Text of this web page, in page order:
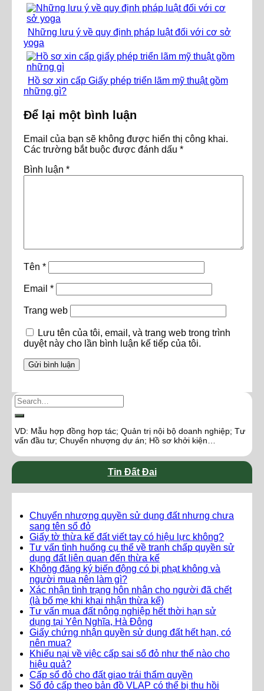
Những lưu ý về quy định pháp luật đối với cơ sở
yoga
Hồ sơ xin cấp Giấy phép triển lãm mỹ thuật gồm
những gì?
Để lại một bình luận
Email của bạn sẽ không được hiển thị công khai.
Các trường bắt buộc được đánh dấu *
Bình luận *
Tên *
Email *
Trang web
Lưu tên của tôi, email, và trang web trong trình
duyệt này cho lần bình luận kế tiếp của tôi.
VD: Mẫu hợp đồng hợp tác; Quản trị nội bộ doanh nghiệp; Tư
vấn đầu tư; Chuyển nhượng dự án; Hồ sơ khởi kiện…
Tin Đất Đai
Chuyển nhượng quyền sử dụng đất nhưng chưa
sang tên sổ đỏ
Giấy tờ thừa kế đất viết tay có hiệu lực không?
Tư vấn tình huống cụ thể về tranh chấp quyền sử
dụng đất liên quan đến thừa kế
Không đăng ký biến động có bị phạt không và
người mua nên làm gì?
Xác nhận tình trạng hôn nhân cho người đã chết
(là bố mẹ khi khai nhận thừa kế)
Tư vấn mua đất nông nghiệp hết thời hạn sử
dụng tại Yên Nghĩa, Hà Đông
Giấy chứng nhận quyền sử dụng đất hết hạn, có
nên mua?
Khiếu nại về việc cấp sai sổ đỏ như thế nào cho
hiệu quả?
Cấp sổ đỏ cho đất giao trái thẩm quyền
Sổ đỏ cấp theo bản đồ VLAP có thể bị thu hồi